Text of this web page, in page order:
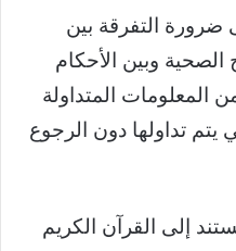
التفرقة بين
الصحية وبين الأحكام
المعلومات المتداولة
يتم تداولها دون الرجوع
إلى القرآن الكريم